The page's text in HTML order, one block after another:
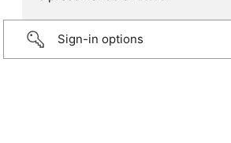
Sign-in options